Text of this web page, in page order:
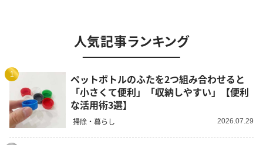
人気記事ランキング
1
ペットボトルのふたを2つ組み合わせると
「小さくて便利」「収納しやすい」【便利
な活用術3選】
掃除・暮らし 2026.07.29